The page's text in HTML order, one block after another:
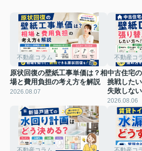
不動産コラム
原状回復の壁紙工事単価は？相
場と費用負担の考え方を解説
2026.08.07
不動産コ
中古住宅
挑戦した
失敗しな
2026.08.06